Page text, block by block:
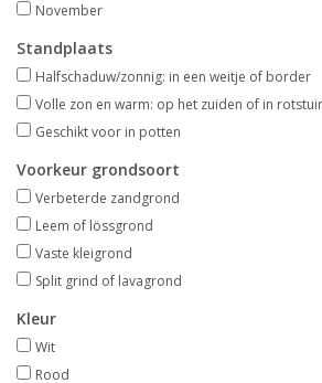
Aanbiedingen
Bodemverbetering
Overige producten
Advies
Sterke Bollen Dagen
November
Standplaats
Halfschaduw/zonnig: in een weitje of border
Volle zon en warm: op het zuiden of in
Geschikt voor in potten
Voorkeur grondsoort
Verbeterde zandgrond
Leem of lössgrond
Vaste kleigrond
Split grind of lavagrond
Kleur
Wit
Rood